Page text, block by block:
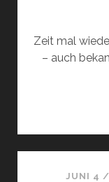
Zeit mal
– auch
JUNI 4 /